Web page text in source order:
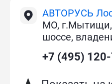
АВТОРУСЬ
МО, г.Мытищи,
шоссе,
+7 (495)